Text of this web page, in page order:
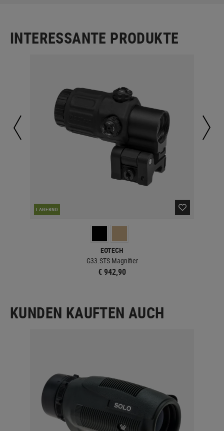
INTERESSANTE PRODUKTE
LAGERND
EOTECH
G33.STS Magnifier
€ 942,90
KUNDEN KAUFTEN AUCH